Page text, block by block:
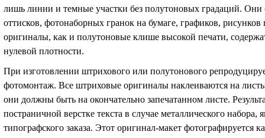
лишь линии и темные участки без полутоновых градаций.
оттисков, фотонаборных гранок на бумаге, графиков,
оригиналы, как и полутоновые клише высокой печати,
нулевой плотности.
При изготовлении штрихового или полутонового
фотомонтаж. Все штриховые оригиналы наклеиваются на
они должны быть на окончательно запечатанном листе.
постраничной верстке текста в случае металлического
типографского заказа. Этот оригинал-макет фотографируется